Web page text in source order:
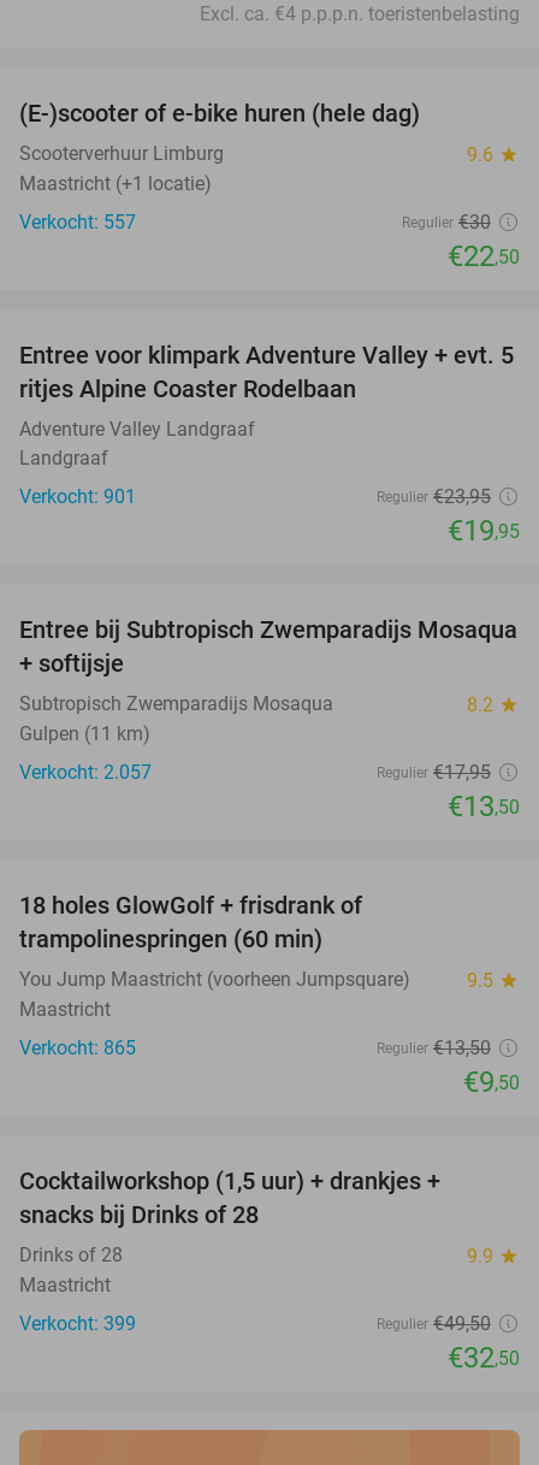
Excl. ca. €4 p.p.p.n. toeristenbelasting
(E-)scooter of e-bike huren (hele dag)
Scooterverhuur Limburg 9.6 star
Maastricht (+1 locatie)
Verkocht: 557
Regulier €30
€22,50
17%
Entree voor klimpark Adventure Valley + evt. 5
ritjes Alpine Coaster Rodelbaan
Adventure Valley Landgraaf
Landgraaf
Verkocht: 901
Regulier €23,95
€19,95
25%
Entree bij Subtropisch Zwemparadijs Mosaqua
+ softijsje
Subtropisch Zwemparadijs Mosaqua 8.2 star
Gulpen (11 km)
Verkocht: 2.057
Regulier €17,95
€13,50
18 holes GlowGolf + frisdrank of
trampolinespringen (60 min)
You Jump Maastricht (voorheen Jumpsquare) 9.5 star
Maastricht
Verkocht: 865
Regulier €13,50
€9,50
Cocktailworkshop (1,5 uur) + drankjes +
snacks bij Drinks of 28
Drinks of 28 9.9 star
Maastricht
Verkocht: 399
Regulier €49,50
€32,50